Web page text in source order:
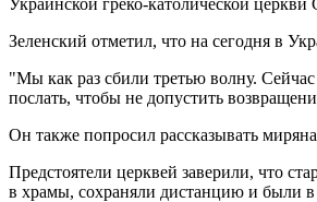
Зеленский отметил, что на сегодня в
"Мы как раз сбили третью волну.
послать, чтобы не допустить
Он также попросил рассказывать
Предстоятели церквей заверили, что
в храмы, сохраняли дистанцию и были